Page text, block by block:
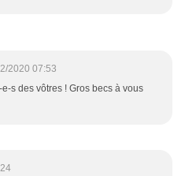
2020 07:53
s des vôtres ! Gros becs à vous